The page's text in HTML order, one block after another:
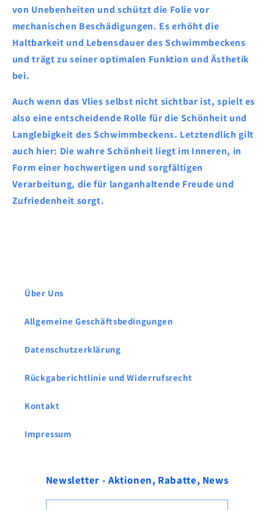
von Unebenheiten und schützt die Folie vor
mechanischen Beschädigungen. Es erhöht die
Haltbarkeit und Lebensdauer des Schwimmbeckens
und trägt zu seiner optimalen Funktion und Ästhetik
bei.
Auch wenn das Vlies selbst nicht sichtbar ist, spielt es
also eine entscheidende Rolle für die Schönheit und
Langlebigkeit des Schwimmbeckens. Letztendlich gilt
auch hier: Die wahre Schönheit liegt im Inneren, in
Form einer hochwertigen und sorgfältigen
Verarbeitung, die für langanhaltende Freude und
Zufriedenheit sorgt.
Über Uns
Allgemeine Geschäftsbedingungen
Datenschutzerklärung
Rückgaberichtlinie und Widerrufsrecht
Kontakt
Impressum
Newsletter - Aktionen, Rabatte, News